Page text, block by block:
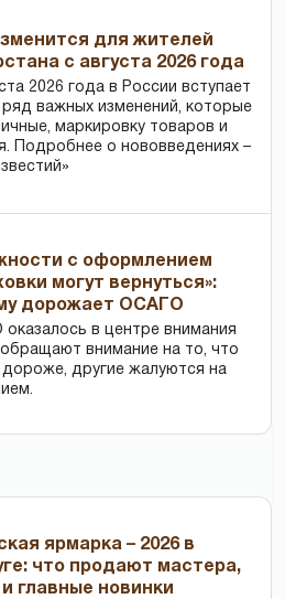
для жителей
с августа 2026 года
2026 года в России вступает
ряд важных изменений, которые
маркировку товаров и
Подробнее о нововведениях –
с оформлением
могут вернуться»:
дорожает ОСАГО
в центре внимания
внимание на то, что
другие жалуются на
ярмарка – 2026 в
что продают мастера,
главные новинки